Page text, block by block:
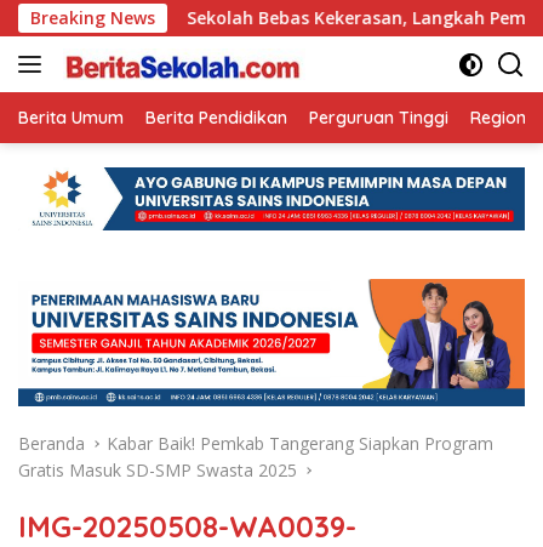
Langsung
ke
konten
Breaking NewsSekolah Bebas Kekerasan, Langkah Pemkot Kediri
Berita Umum Berita Pendidikan Perguruan Tinggi Regional
Beranda
Kabar Baik! Pemkab Tangerang Siapkan Program
Gratis Masuk SD-SMP Swasta 2025
IMG-20250508-WA0039-